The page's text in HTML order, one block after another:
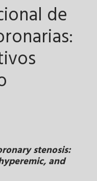
de
stenosis:
and